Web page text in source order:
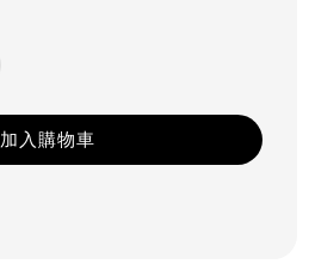
加入購物車